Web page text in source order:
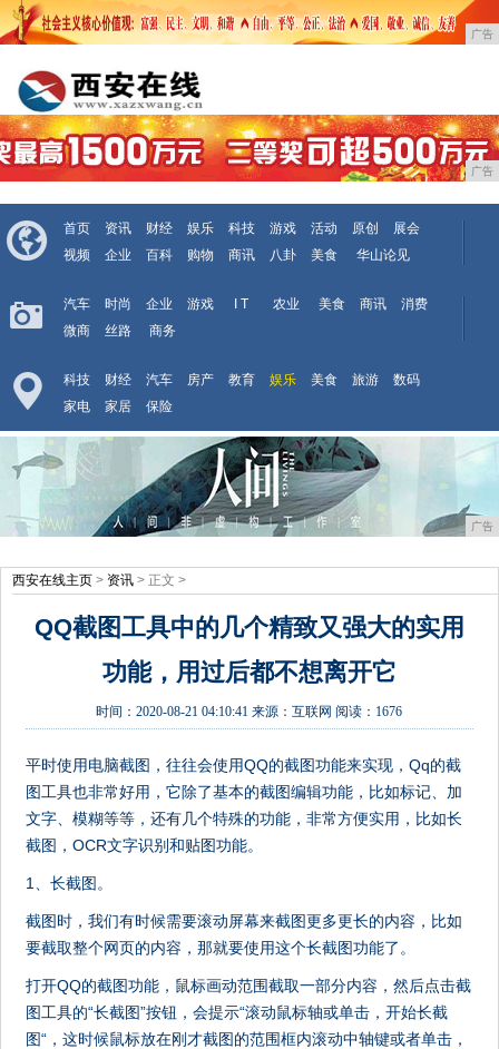
广告
广告
首页 资讯 财经 娱乐 科技 游戏 活动 原创
展会
视频
企业 百科 购物 商讯 八卦 美食 华山论见
汽车 时尚 企业 游戏 I T 农业 美食 商讯
消费
微商
丝路 商务
科技 财经 汽车 房产 教育 娱乐 美食 旅游
数码
家电
家居 保险
广告
西安在线主页 > 资讯 > 正文 >
QQ截图工具中的几个精致又强大的实用
功能，用过后都不想离开它
时间：2020-08-21 04:10:41 来源：互联网 阅读：1676
平时使用电脑截图，往往会使用QQ的截图功能来实现，Qq的截
图工具也非常好用，它除了基本的截图编辑功能，比如标记、加
文字、模糊等等，还有几个特殊的功能，非常方便实用，比如长
截图，OCR文字识别和贴图功能。
1、长截图。
截图时，我们有时候需要滚动屏幕来截图更多更长的内容，比如
要截取整个网页的内容，那就要使用这个长截图功能了。
打开QQ的截图功能，鼠标画动范围截取一部分内容，然后点击截
图工具的“长截图”按钮，会提示“滚动鼠标轴或单击，开始长截
图“，这时候鼠标放在刚才截图的范围框内滚动中轴键或者单击，